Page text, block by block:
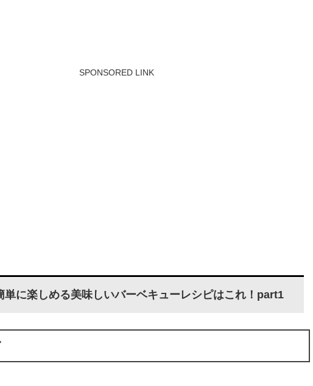
SPONSORED LINK
単に楽しめる美味しいバーベキューレシピはこれ！part1